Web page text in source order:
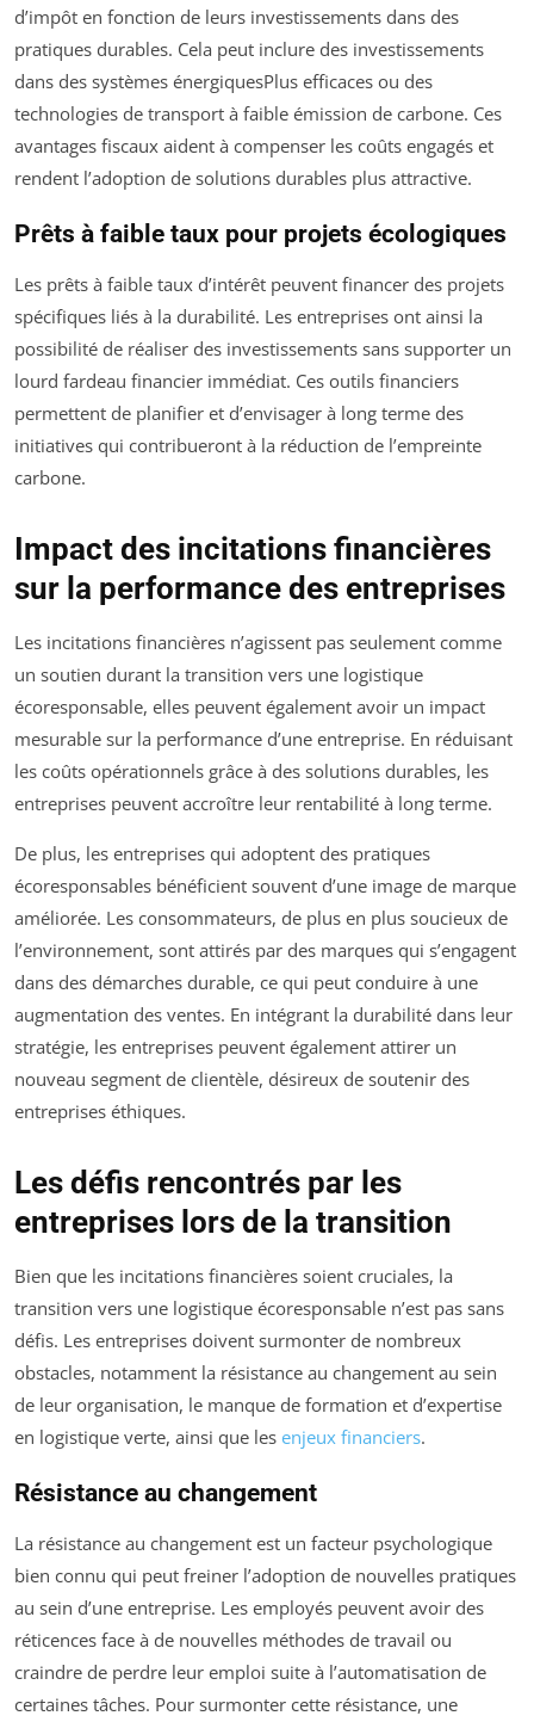
d’impôt en fonction de leurs investissements dans des
pratiques durables. Cela peut inclure des investissements
dans des systèmes énergiquesPlus efficaces ou des
technologies de transport à faible émission de carbone. Ces
avantages fiscaux aident à compenser les coûts engagés et
rendent l’adoption de solutions durables plus attractive.
Prêts à faible taux pour projets écologiques
Les prêts à faible taux d’intérêt peuvent financer des projets
spécifiques liés à la durabilité. Les entreprises ont ainsi la
possibilité de réaliser des investissements sans supporter un
lourd fardeau financier immédiat. Ces outils financiers
permettent de planifier et d’envisager à long terme des
initiatives qui contribueront à la réduction de l’empreinte
carbone.
Impact des incitations financières
sur la performance des entreprises
Les incitations financières n’agissent pas seulement comme
un soutien durant la transition vers une logistique
écoresponsable, elles peuvent également avoir un impact
mesurable sur la performance d’une entreprise. En réduisant
les coûts opérationnels grâce à des solutions durables, les
entreprises peuvent accroître leur rentabilité à long terme.
De plus, les entreprises qui adoptent des pratiques
écoresponsables bénéficient souvent d’une image de marque
améliorée. Les consommateurs, de plus en plus soucieux de
l’environnement, sont attirés par des marques qui s’engagent
dans des démarches durable, ce qui peut conduire à une
augmentation des ventes. En intégrant la durabilité dans leur
stratégie, les entreprises peuvent également attirer un
nouveau segment de clientèle, désireux de soutenir des
entreprises éthiques.
Les défis rencontrés par les
entreprises lors de la transition
Bien que les incitations financières soient cruciales, la
transition vers une logistique écoresponsable n’est pas sans
défis. Les entreprises doivent surmonter de nombreux
obstacles, notamment la résistance au changement au sein
de leur organisation, le manque de formation et d’expertise
en logistique verte, ainsi que les enjeux financiers.
Résistance au changement
La résistance au changement est un facteur psychologique
bien connu qui peut freiner l’adoption de nouvelles pratiques
au sein d’une entreprise. Les employés peuvent avoir des
réticences face à de nouvelles méthodes de travail ou
craindre de perdre leur emploi suite à l’automatisation de
certaines tâches. Pour surmonter cette résistance, une